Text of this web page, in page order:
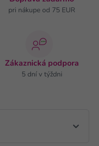
pri nákupe od 75 EUR
Zákaznická podpora
5 dní v týždni